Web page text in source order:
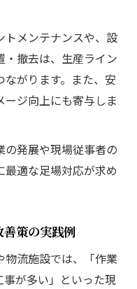
トメンテナンスや、設
撤去は、生産ライン
がります。また、安
ジ向上にも寄与しま
の発展や現場従事者の
適な足場対応が求め
策の実践例
物流施設では、「作業
が多い」といった現